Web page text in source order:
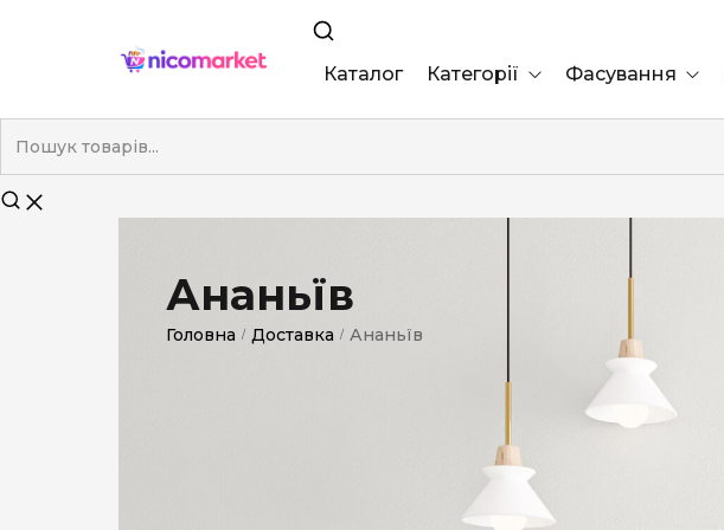
Каталог Категорії
Без фільтра
Смакові (капсула)
Фасування
Ананьїв
Головна / Доставка / Ананьїв